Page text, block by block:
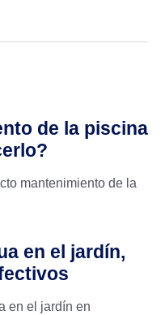
de la piscina
mantenimiento de la
en el jardín,
en el jardín en